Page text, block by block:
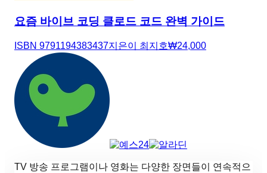
요즘 바이브 코딩 클로드 코드 완벽 가이드
ISBN 9791194383437지은이 최지호₩24,000
TV 방송 프로그램이나 영화는 다양한 장면들이 연속적으